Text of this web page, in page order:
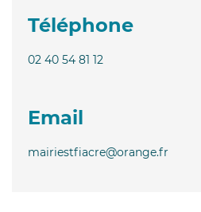
Téléphone
02 40 54 81 12
Email
mairiestfiacre@orange.fr